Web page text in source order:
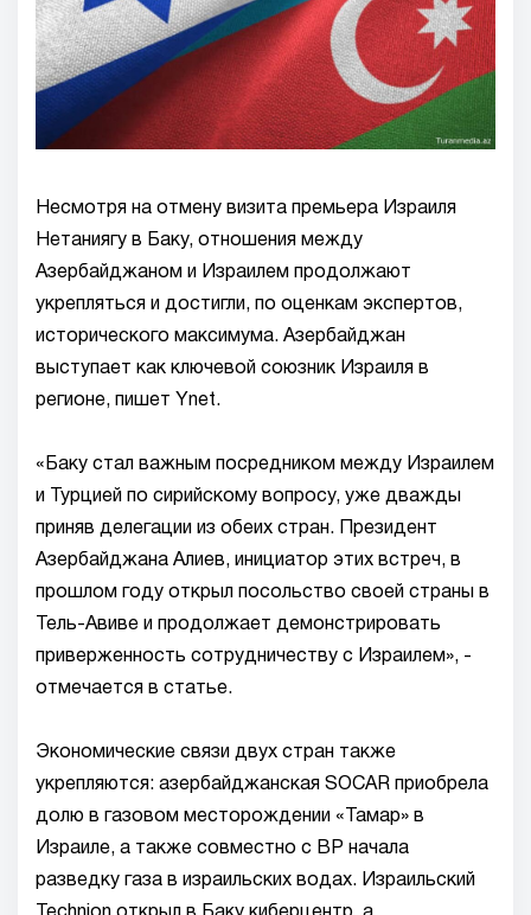
Несмотря на отмену визита премьера Израиля
Нетаниягу в Баку, отношения между
Азербайджаном и Израилем продолжают
укрепляться и достигли, по оценкам экспертов,
исторического максимума. Азербайджан
выступает как ключевой союзник Израиля в
регионе, пишет Ynet.
«Баку стал важным посредником между Израилем
и Турцией по сирийскому вопросу, уже дважды
приняв делегации из обеих стран. Президент
Азербайджана Алиев, инициатор этих встреч, в
прошлом году открыл посольство своей страны в
Тель-Авиве и продолжает демонстрировать
приверженность сотрудничеству с Израилем», -
отмечается в статье.
Экономические связи двух стран также
укрепляются: азербайджанская SOCAR приобрела
долю в газовом месторождении «Тамар» в
Израиле, а также совместно с BP начала
разведку газа в израильских водах. Израильский